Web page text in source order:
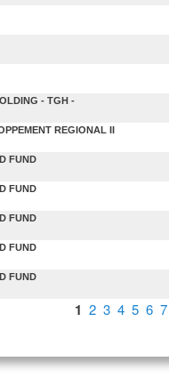
- TGH -
REGIONAL II
FUND
FUND
FUND
FUND
FUND
1 2 3 4 5 6 7